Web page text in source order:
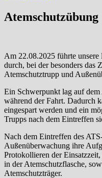
Atemschutzübung
Am 22.08.2025 führte
durch, bei der besonders das
Atemschutztrupp und
Ein Schwerpunkt lag auf
während der Fahrt. Dadurch
eingespart werden und ein
Trupps nach dem Eintreffen
Nach dem Eintreffen des
Außenüberwachung ihre
Protokollieren der
in der Atemschutzflasche,
Atemschutzträger.